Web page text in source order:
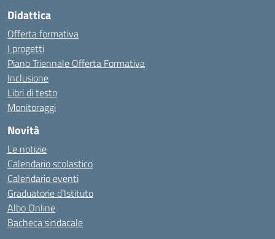
Didattica
Offerta formativa
I progetti
Piano Triennale Offerta Formativa
Inclusione
Libri di testo
Monitoraggi
Novità
Le notizie
Calendario scolastico
Calendario eventi
Graduatorie d’Istituto
Albo Online
Bacheca sindacale